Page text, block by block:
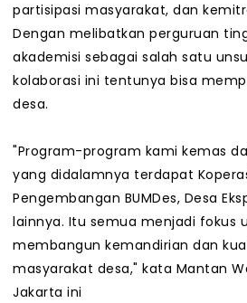
partisipasi masyarakat, dan
Dengan melibatkan perguruan
akademisi sebagai salah satu
kolaborasi ini tentunya bisa
desa.
"Program-program kami kemas
yang didalamnya terdapat
Pengembangan BUMDes, Desa
lainnya. Itu semua menjadi fokus
membangun kemandirian dan
masyarakat desa," kata Mantan
Jakarta ini